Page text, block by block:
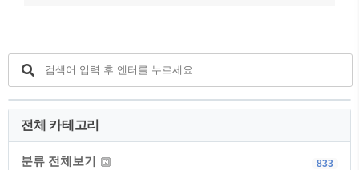
전체 카테고리
분류 전체보기 833